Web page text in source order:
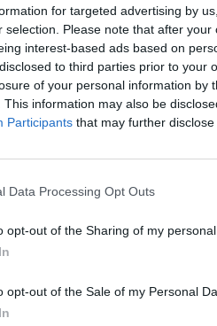
for targeted advertising by
selection. Please note that after
interest-based ads based on
to third parties prior to your
of your personal information by
This information may also be
Participants that may further
Data Processing Opt Outs
opt-out of the Sharing of my personal
opt-out of the Sale of my Personal
úrovni domácností, který v
s odpady mnohem
systému ECONIT – k
O Institutu Cirkulární
přechod z lineárního
vzdělávat, interpretovat
přechodu z lineární na
nápaditá řešení, jak u nás
směsného komunálního